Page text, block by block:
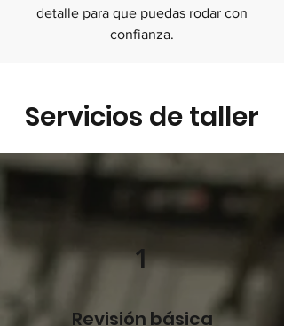
detalle para que puedas rodar con
confianza.
Servicios de taller
1
Revisión básica